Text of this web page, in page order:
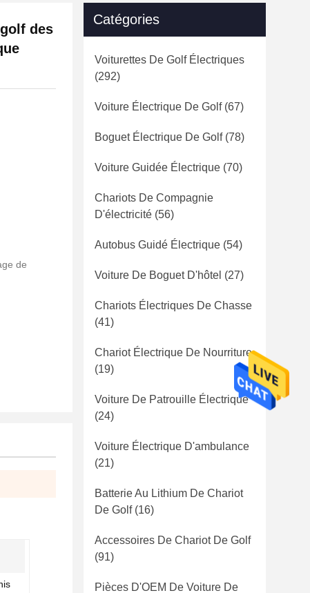
des
de
Catégories
Voiturettes De Golf Électriques
(292)
Voiture Électrique De Golf(67)
Boguet Électrique De Golf(78)
Voiture Guidée Électrique (70)
Chariots De Compagnie
D'électricité (56)
Autobus Guidé Électrique (54)
Voiture De Boguet D'hôtel (27)
Chariots Électriques De Chasse
(41)
Chariot Électrique De Nourriture
(19)
Voiture De Patrouille Électrique
(24)
Voiture Électrique D'ambulance
(21)
Batterie Au Lithium De Chariot
De Golf(16)
Accessoires De Chariot De Golf
(91)
Pièces D'OEM De Voiture De